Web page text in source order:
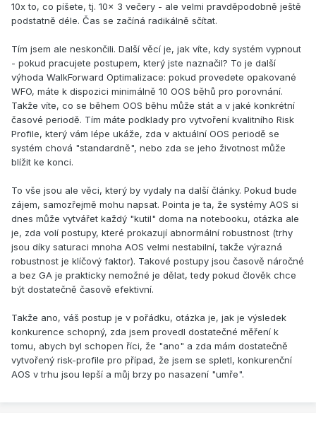
10x to, co píšete, tj. 10x 3 večery - ale velmi pravděpodobně ještě
podstatně déle. Čas se začíná radikálně sčítat.
Tím jsem ale neskončili. Další věcí je, jak víte, kdy systém vypnout
- pokud pracujete postupem, který jste naznačil? To je další
výhoda WalkForward Optimalizace: pokud provedete opakované
WFO, máte k dispozici minimálně 10 OOS běhů pro porovnání.
Takže víte, co se během OOS běhu může stát a v jaké konkrétní
časové periodě. Tím máte podklady pro vytvoření kvalitního Risk
Profile, který vám lépe ukáže, zda v aktuální OOS periodě se
systém chová "standardně", nebo zda se jeho životnost může
blížit ke konci.
To vše jsou ale věci, který by vydaly na další články. Pokud bude
zájem, samozřejmě mohu napsat. Pointa je ta, že systémy AOS si
dnes může vytvářet každý "kutil" doma na notebooku, otázka ale
je, zda volí postupy, které prokazují abnormální robustnost (trhy
jsou díky saturaci mnoha AOS velmi nestabilní, takže výrazná
robustnost je klíčový faktor). Takové postupy jsou časově náročné
a bez GA je prakticky nemožné je dělat, tedy pokud člověk chce
být dostatečně časově efektivní.
Takže ano, váš postup je v pořádku, otázka je, jak je výsledek
konkurence schopný, zda jsem provedl dostatečné měření k
tomu, abych byl schopen říci, že "ano" a zda mám dostatečně
vytvořený risk-profile pro případ, že jsem se spletl, konkurenční
AOS v trhu jsou lepší a můj brzy po nasazení "umře".